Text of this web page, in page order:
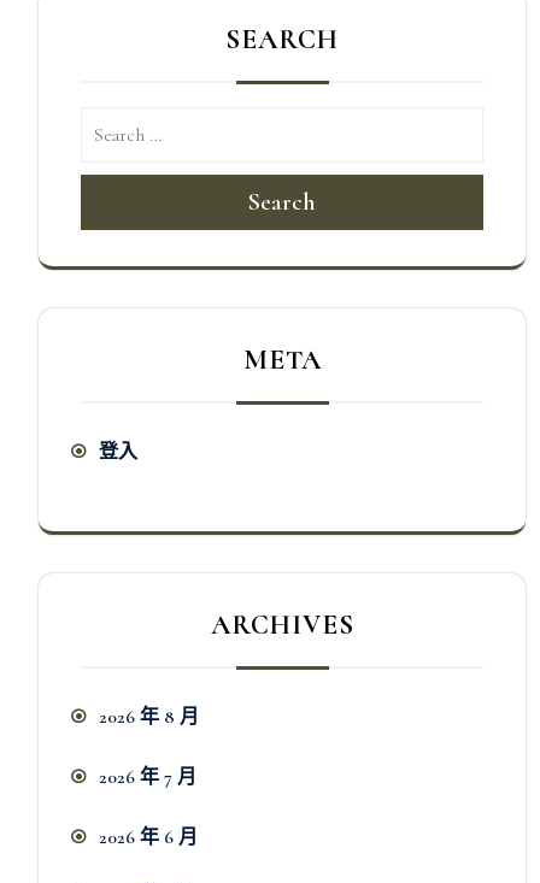
SEARCH
Search
META
登入
ARCHIVES
2026 年 8 月
2026 年 7 月
2026 年 6 月